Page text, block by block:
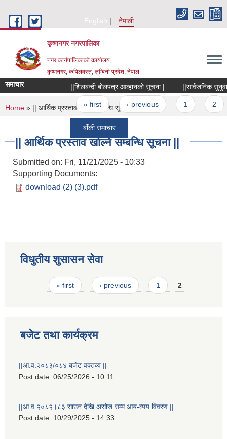
English
नेपाली
कृष्णनगर नगरपालिका
नगर कार्यपालिकाको कार्यालय
कृष्णनगर, कपिलवस्तु, लुम्बिनी प्रदेश, नेपाल
समाचार ||शिलबन्दी बोलपत्र आव्हानको सूचना | ||सार्वजनिक सुनुवाई
Pages
« first ‹ previous
बाँकी समाचार
You are here
Home » || आर्थिक प्रस्ताव खोल्ने सम्बन्धि सूचना ||
|| आर्थिक प्रस्ताव खोल्ने सम्बन्धि सूचना ||
Submitted on: Fri, 11/21/2025 - 10:33
Supporting Documents:
download (2) (3).pdf
विधुतीय शुसासन सेवा
Pages« first ‹ previous 1 2
बजेट तथा कार्यक्रम
||आ.व.२०८३/०८४ बजेट वक्तव्य ||
Post date: 06/25/2026 - 10:11
||आ.व.२०८२।८३ साउन देखि असोज सम्म आय-व्यय विवरण ||
Post date: 10/29/2025 - 14:33